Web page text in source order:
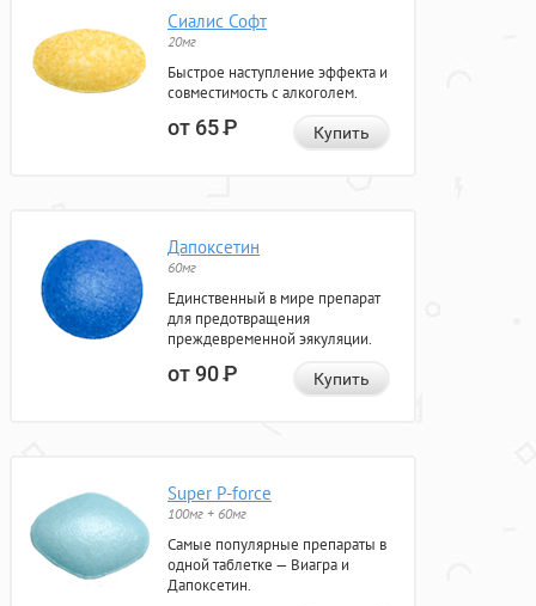
Сиалис Софт
20мг
Быстрое наступление эффекта и
совместимость с алкоголем.
от 65Р Купить
Дапоксетин
60мг
Единственный в мире препарат
для предотвращения
преждевременной эякуляции.
от 90Р Купить
Super P-force
100мг + 60мг
Самые популярные препараты в
одной таблетке — Виагра и
Дапоксетин.